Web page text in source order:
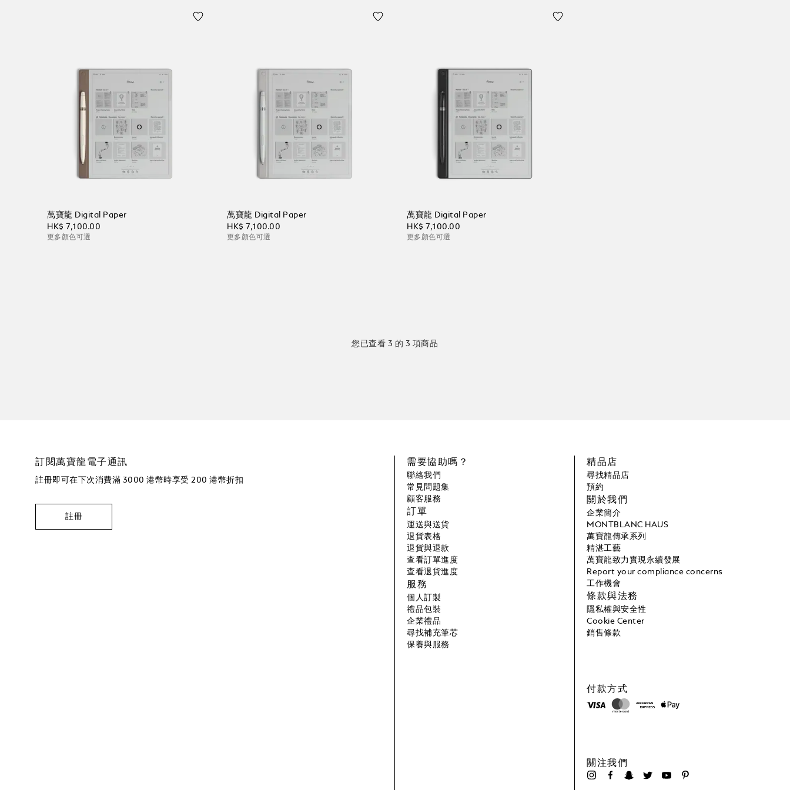
萬寶龍 Digital Paper
HK$ 7,100.00
更多顏色可選
萬寶龍 Digital Paper
HK$ 7,100.00
更多顏色可選
萬寶龍 Digital Paper
HK$ 7,100.00
更多顏色可選
您已查看 3 的 3 項商品
訂閱萬寶龍電子通訊
註冊即可在下次消費滿 3000 港幣時享受 200 港幣折扣
註冊
付款方式
關注我們
需要協助嗎？
聯絡我們
常見問題集
顧客服務
訂單
運送與送貨
退貨表格
退貨與退款
查看訂單進度
查看退貨進度
服務
個人訂製
禮品包裝
企業禮品
尋找補充筆芯
保養與服務
精品店
尋找精品店
預約
關於我們
企業簡介
MONTBLANC HAUS
萬寶龍傳承系列
精湛工藝
萬寶龍致力實現永續發展
Report your compliance concerns
工作機會
條款與法務
隱私權與安全性
Cookie Center
銷售條款